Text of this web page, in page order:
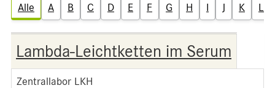
Alle A B C D E F G H I J K L
Lambda-Leichtketten im Serum
Zentrallabor LKH